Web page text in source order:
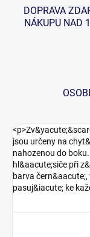
DOPRAVA
NÁKUPU NAD
jsou určeny na
nahozenou do
hl&aacute;siče při
barva
pasuj&iacute; ke